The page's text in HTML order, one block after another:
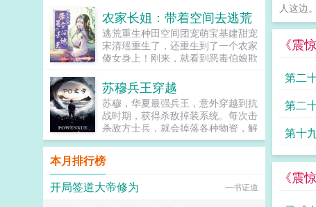
人这边
《震
第二
撼
第二
第十
《震
前提是通过五百名额的试炼…...
农家长姐：带着空间去逃荒
逃荒重生种田空间团宠萌宝基建甜宠
宋清瑶重生了，还重生到了一个农家
傻女身上！刚来，就看到恶毒伯娘欺
了。刚解决了，就遇...
苏穆兵王穿越
苏穆，华夏最强兵王，意外穿越到抗
战时期，获得杀敌掉装系统。每次击
杀敌方士兵，就会掉落各种物资，解
锁成就，更能得到系统丰厚的奖励。
系统提示恭喜宿主击杀敌方士...
本月排行榜
开局签道大帝修为
一书证道